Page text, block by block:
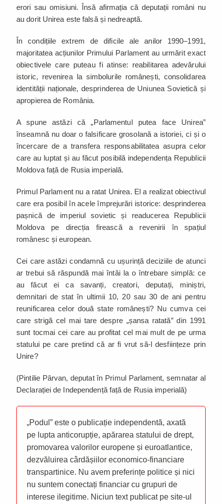
erori sau omisiuni. Însă afirmația că deputații români nu
au dorit Unirea este falsă și nedreaptă.
În condițiile extrem de dificile ale anilor 1990–1991,
majoritatea acțiunilor Primului Parlament au urmărit exact
obiectivele care puteau fi atinse: reabilitarea adevărului
istoric, revenirea la simbolurile românești, consolidarea
identității naționale, desprinderea de Uniunea Sovietică și
apropierea de România.
A spune astăzi că „Parlamentul putea face Unirea”
înseamnă nu doar o falsificare grosolană a istoriei, ci și o
încercare de a transfera responsabilitatea asupra celor
care au luptat și au făcut posibilă independența Republicii
Moldova față de Rusia imperială.
Primul Parlament nu a ratat Unirea. El a realizat obiectivul
care era posibil în acele împrejurări istorice: desprinderea
pașnică de imperiul sovietic și readucerea Republicii
Moldova pe direcția firească a revenirii în spațiul
românesc și european.
Cei care astăzi condamnă cu ușurință deciziile de atunci
ar trebui să răspundă mai întâi la o întrebare simplă: ce
au făcut ei ca savanți, creatori, deputați, miniștri,
demnitari de stat în ultimii 10, 20 sau 30 de ani pentru
reunificarea celor două state românești? Nu cumva cei
care strigă cel mai tare despre „șansa ratată” din 1991
sunt tocmai cei care au profitat cel mai mult de pe urma
statului pe care pretind că ar fi vrut să-l desființeze prin
Unire?
(Pintilie Pârvan, deputat în Primul Parlament, semnatar al
Declarației de Independență față de Rusia imperială)
„Podul” este o publicație independentă, axată
pe lupta anticorupție, apărarea statului de drept,
promovarea valorilor europene și euroatlantice,
dezvăluirea cârdășiilor economico-financiare
transpartinice. Nu avem preferințe politice și nici
nu suntem conectați financiar cu grupuri de
interese ilegitime. Niciun text publicat pe site-ul